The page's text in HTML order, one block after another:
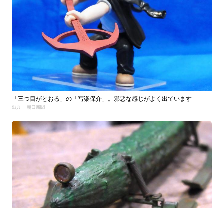
「三つ目がとおる」の「写楽保介」。邪悪な感じがよく出ています
出典： 朝日新聞